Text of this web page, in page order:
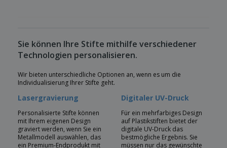
Sie können Ihre Stifte mithilfe verschiedener
Technologien personalisieren.
Wir bieten unterschiedliche Optionen an, wenn es um die
Individualisierung Ihrer Stifte geht.
Lasergravierung
Personalisierte Stifte können
mit Ihrem eigenen Design
graviert werden, wenn Sie ein
Metallmodell auswählen, das
ein Premium-Endprodukt mit
Digitaler UV-Druck
Für ein mehrfarbiges Design
auf Plastikstiften bietet der
digitale UV-Druck das
bestmögliche Ergebnis. Sie
müssen nur das gewünschte